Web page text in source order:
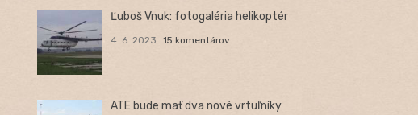
Ľuboš Vnuk: fotogaléria helikoptér
4. 6. 2023 15 komentárov
ATE bude mať dva nové vrtuľníky